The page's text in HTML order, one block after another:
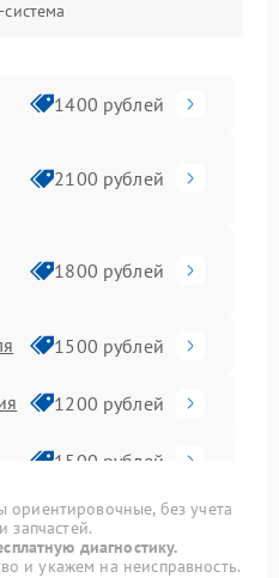
1400 рублей
2100 рублей
1800 рублей
1500 рублей
1200 рублей
1500 рублей
1300 рублей
ориентировочные, без учета
запчастей.
диагностику.
и укажем на неисправность.